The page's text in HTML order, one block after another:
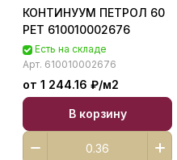
КОНТИНУУМ ПЕТРОЛ 60
РЕТ 610010002676
Есть на складе
Арт. 610010002676
от 1 244.16 ₽/м2
В корзину